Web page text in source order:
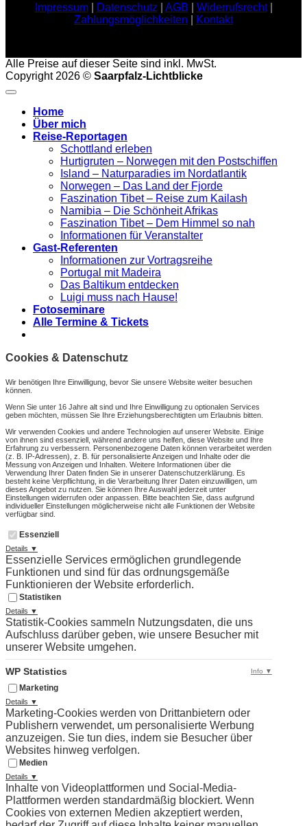
Impressum| Datenschutz AGB Widerrufsrecht|
Zahlungsmöglichkeiten
Kontakt
Alle Preise auf dieser Seite sind inkl. MwSt.
Copyright 2026 © Saarpfalz-Lichtblicke
Home
Über mich
Reise-Reportagen
Schottland erleben
Hurtigruten – Norwegen mit den Postschiffen
Island – Naturparadies im Nordatlantik
Norwegen – Das Land der Fjorde
Faszination Tibet – Reise zum Kailash
Namibia – Die Schönheit Afrikas
Faszination Tibet – Dem Himmel so nah
Informationen für Veranstalter
Gast-Referenten
Informationen zur Vortragsreihe
Portugal mit Madeira
Das Baltikum entdecken
Luigi muss nach Hause!
Fotoseminare
Alle Termine & Tickets
Cookies & Datenschutz
Wir benötigen Ihre Einwilligung, bevor Sie unsere Website weiter besuchen
können.
Wenn Sie unter 16 Jahre alt sind und Ihre Einwilligung zu optionalen Services
geben möchten, müssen Sie Ihre Erziehungsberechtigten um Erlaubnis bitten.
Wir verwenden Cookies und andere Technologien auf unserer Website. Einige
von ihnen sind essenziell, während andere uns helfen, diese Website und Ihre
Erfahrung zu verbessern. Personenbezogene Daten können verarbeitet werden
(z. B. IP-Adressen), z. B. für personalisierte Anzeigen und Inhalte oder die
Messung von Anzeigen und Inhalten. Weitere Informationen über die
Verwendung Ihrer Daten finden Sie in unserer Datenschutzerklärung. Es
besteht keine Verpflichtung, in die Verarbeitung Ihrer Daten einzuwilligen, um
dieses Angebot zu nutzen. Sie können Ihre Auswahl jederzeit unter
Einstellungen widerrufen oder anpassen. Bitte beachten Sie, dass aufgrund
individueller Einstellungen möglicherweise nicht alle Funktionen der Website
verfügbar sind.
Essenziell
Details ▼
Essenzielle Services ermöglichen grundlegende
Funktionen und sind für das ordnungsgemäße
Funktionieren der Website erforderlich.
Statistiken
Details ▼
Statistik-Cookies sammeln Nutzungsdaten, die uns
Aufschluss darüber geben, wie unsere Besucher mit
unserer Website umgehen.
WP Statistics Info ▼
Marketing
Details ▼
Marketing-Cookies werden von Drittanbietern oder
Publishern verwendet, um personalisierte Werbung
anzuzeigen. Sie tun dies, indem sie Besucher über
Websites hinweg verfolgen.
Medien
Details ▼
Inhalte von Videoplattformen und Social-Media-
Plattformen werden standardmäßig blockiert. Wenn
Cookies von externen Medien akzeptiert werden,